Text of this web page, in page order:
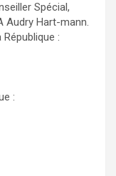
Spécial,
Audry Hart-mann.
:
: